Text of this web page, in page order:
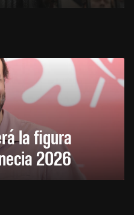
la figura
2026